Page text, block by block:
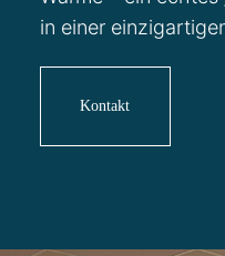
in einer
Kontakt